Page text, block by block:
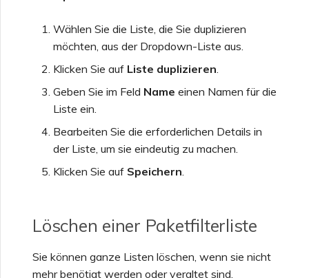
Wählen Sie die Liste, die Sie duplizieren
möchten, aus der Dropdown-Liste aus.
Klicken Sie auf Liste duplizieren
Geben Sie im Feld Name einen Namen für die
Liste ein.
Bearbeiten Sie die erforderlichen Details in
der Liste, um sie eindeutig zu machen.
Klicken Sie auf Speichern
Löschen einer Paketfilterliste
Sie können ganze Listen löschen, wenn sie nicht
mehr benötigt werden oder veraltet sind.